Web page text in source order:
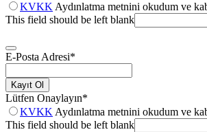
KVKK Aydınlatma metnini okudum ve
This field should be left blank
E-Posta Adresi*
Kayıt Ol
Lütfen Onaylayın*
KVKK Aydınlatma metnini okudum ve
This field should be left blank